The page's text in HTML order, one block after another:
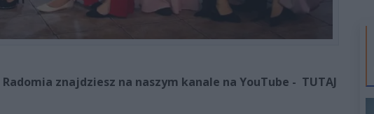
znajdziesz na naszym kanale na YouTube - TUTAJ